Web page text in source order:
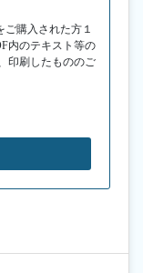
購入された方１
内のテキスト等の
印刷したもののご